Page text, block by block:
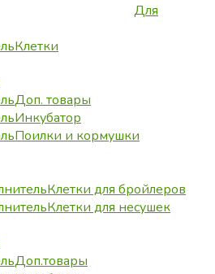
Для
Клетки
Доп. товары
Инкубатор
Поилки и кормушки
Клетки для бройлеров
Клетки для несушек
Доп.товары